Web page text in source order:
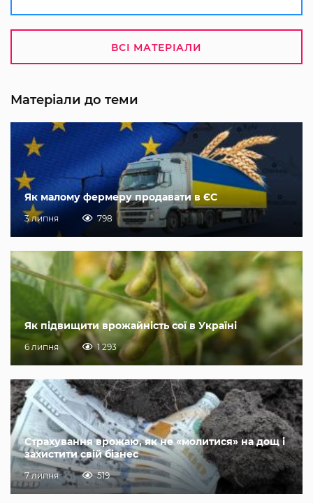
ВСІ МАТЕРІАЛИ
Матеріали до теми
Як малому фермеру продавати в ЄС
3 липня 798
Як підвищити врожайність сої в Україні
6 липня 1 293
Страхування врожаю, як не «молитися» на дощ і
захистити свій бізнес
7 липня 519